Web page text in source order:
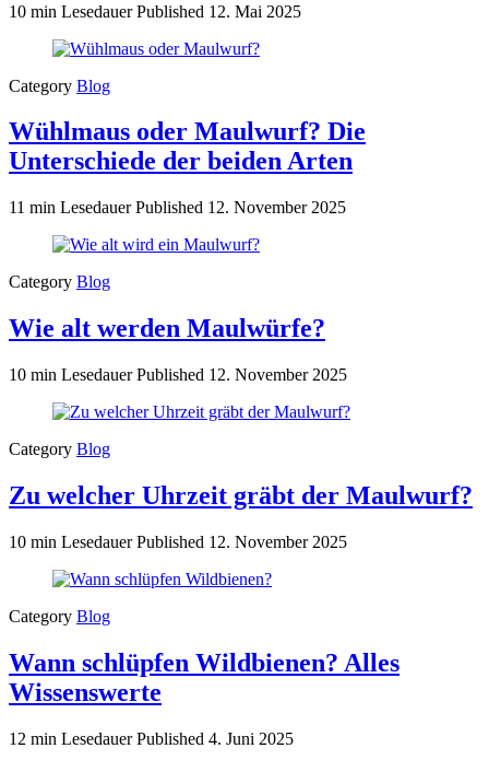
10 min LesedauerPublished 12. Mai 2025
Category Blog
Wühlmaus oder Maulwurf? Die
Unterschiede der beiden Arten
11 min LesedauerPublished 12. November 2025
Category Blog
Wie alt werden Maulwürfe?
10 min LesedauerPublished 12. November 2025
Category Blog
Zu welcher Uhrzeit gräbt der Maulwurf?
10 min LesedauerPublished 12. November 2025
Category Blog
Wann schlüpfen Wildbienen? Alles
Wissenswerte
12 min LesedauerPublished 4. Juni 2025